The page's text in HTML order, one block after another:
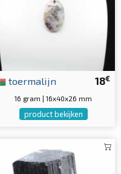
18€
toermalijn
16 gram | 16x40x26 mm
product bekijken